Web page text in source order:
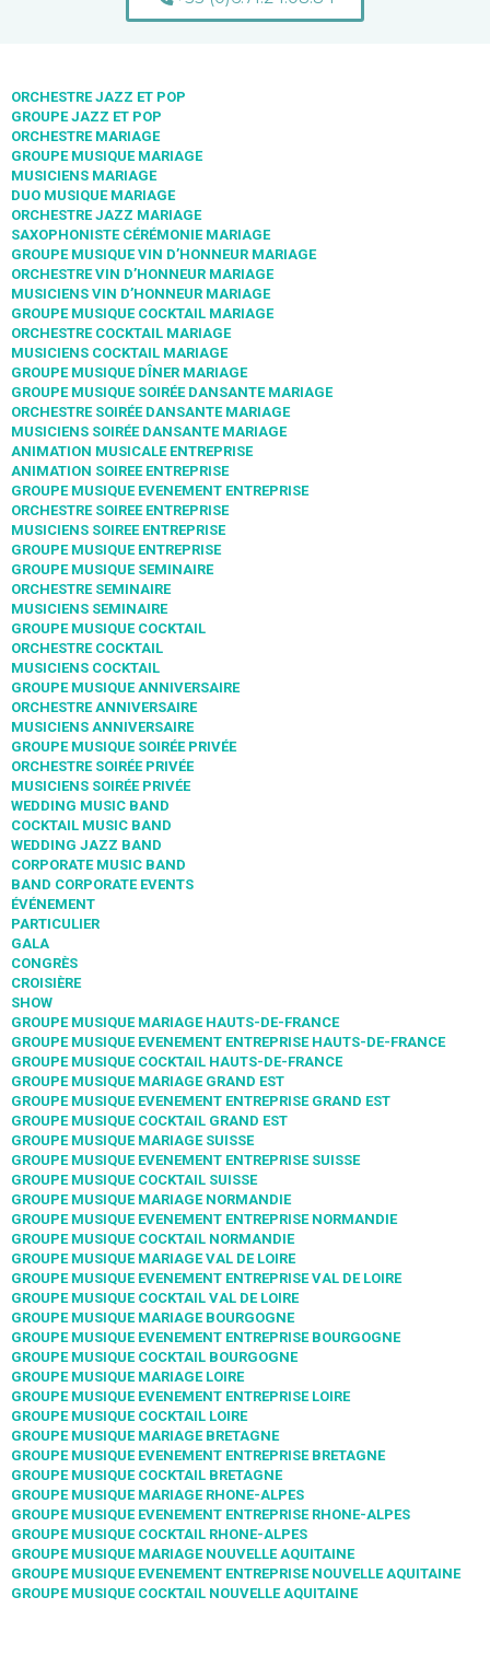
ORCHESTRE JAZZ ET POP
GROUPE JAZZ ET POP
ORCHESTRE MARIAGE
GROUPE MUSIQUE MARIAGE
MUSICIENS MARIAGE
DUO MUSIQUE MARIAGE
ORCHESTRE JAZZ MARIAGE
SAXOPHONISTE CÉRÉMONIE MARIAGE
GROUPE MUSIQUE VIN D’HONNEUR MARIAGE
ORCHESTRE VIN D’HONNEUR MARIAGE
MUSICIENS VIN D’HONNEUR MARIAGE
GROUPE MUSIQUE COCKTAIL MARIAGE
ORCHESTRE COCKTAIL MARIAGE
MUSICIENS COCKTAIL MARIAGE
GROUPE MUSIQUE DÎNER MARIAGE
GROUPE MUSIQUE SOIRÉE DANSANTE MARIAGE
ORCHESTRE SOIRÉE DANSANTE MARIAGE
MUSICIENS SOIRÉE DANSANTE MARIAGE
ANIMATION MUSICALE ENTREPRISE
ANIMATION SOIREE ENTREPRISE
GROUPE MUSIQUE EVENEMENT ENTREPRISE
ORCHESTRE SOIREE ENTREPRISE
MUSICIENS SOIREE ENTREPRISE
GROUPE MUSIQUE ENTREPRISE
GROUPE MUSIQUE SEMINAIRE
ORCHESTRE SEMINAIRE
MUSICIENS SEMINAIRE
GROUPE MUSIQUE COCKTAIL
ORCHESTRE COCKTAIL
MUSICIENS COCKTAIL
GROUPE MUSIQUE ANNIVERSAIRE
ORCHESTRE ANNIVERSAIRE
MUSICIENS ANNIVERSAIRE
GROUPE MUSIQUE SOIRÉE PRIVÉE
ORCHESTRE SOIRÉE PRIVÉE
MUSICIENS SOIRÉE PRIVÉE
WEDDING MUSIC BAND
COCKTAIL MUSIC BAND
WEDDING JAZZ BAND
CORPORATE MUSIC BAND
BAND CORPORATE EVENTS
ÉVÉNEMENT
PARTICULIER
GALA
CONGRÈS
CROISIÈRE
SHOW
GROUPE MUSIQUE MARIAGE HAUTS-DE-FRANCE
GROUPE MUSIQUE EVENEMENT ENTREPRISE HAUTS-DE-FRANCE
GROUPE MUSIQUE COCKTAIL HAUTS-DE-FRANCE
GROUPE MUSIQUE MARIAGE GRAND EST
GROUPE MUSIQUE EVENEMENT ENTREPRISE GRAND EST
GROUPE MUSIQUE COCKTAIL GRAND EST
GROUPE MUSIQUE MARIAGE SUISSE
GROUPE MUSIQUE EVENEMENT ENTREPRISE SUISSE
GROUPE MUSIQUE COCKTAIL SUISSE
GROUPE MUSIQUE MARIAGE NORMANDIE
GROUPE MUSIQUE EVENEMENT ENTREPRISE NORMANDIE
GROUPE MUSIQUE COCKTAIL NORMANDIE
GROUPE MUSIQUE MARIAGE VAL DE LOIRE
GROUPE MUSIQUE EVENEMENT ENTREPRISE VAL DE LOIRE
GROUPE MUSIQUE COCKTAIL VAL DE LOIRE
GROUPE MUSIQUE MARIAGE BOURGOGNE
GROUPE MUSIQUE EVENEMENT ENTREPRISE BOURGOGNE
GROUPE MUSIQUE COCKTAIL BOURGOGNE
GROUPE MUSIQUE MARIAGE LOIRE
GROUPE MUSIQUE EVENEMENT ENTREPRISE LOIRE
GROUPE MUSIQUE COCKTAIL LOIRE
GROUPE MUSIQUE MARIAGE BRETAGNE
GROUPE MUSIQUE EVENEMENT ENTREPRISE BRETAGNE
GROUPE MUSIQUE COCKTAIL BRETAGNE
GROUPE MUSIQUE MARIAGE RHONE-ALPES
GROUPE MUSIQUE EVENEMENT ENTREPRISE RHONE-ALPES
GROUPE MUSIQUE COCKTAIL RHONE-ALPES
GROUPE MUSIQUE MARIAGE NOUVELLE AQUITAINE
GROUPE MUSIQUE EVENEMENT ENTREPRISE NOUVELLE AQUITAINE
GROUPE MUSIQUE COCKTAIL NOUVELLE AQUITAINE